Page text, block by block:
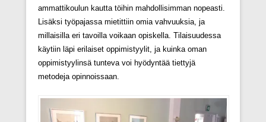
ammattikoulun kautta töihin mahdollisimman nopeasti.
Lisäksi työpajassa mietittiin omia vahvuuksia, ja
millaisilla eri tavoilla voikaan opiskella. Tilaisuudessa
käytiin läpi erilaiset oppimistyylit, ja kuinka oman
oppimistyylinsä tunteva voi hyödyntää tiettyjä
metodeja opinnoissaan.